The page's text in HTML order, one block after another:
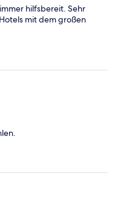
hilfsbereit. Sehr
mit dem großen